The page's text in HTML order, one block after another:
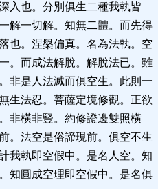
入也。分別俱生二種我執皆
解一切解。知無二體。而先得
也。涅槃偏真。名為法執。空
。而成法解脫。解脫法已。雖
非是人法滅而俱空生。此則一
生法忍。菩薩定境修觀。正欲
非橫非豎。約修證邊雙照橫
。法空是俗諦現前。俱空不生
我執即空假中。是名人空。知
知圓成空理即空假中。是名俱